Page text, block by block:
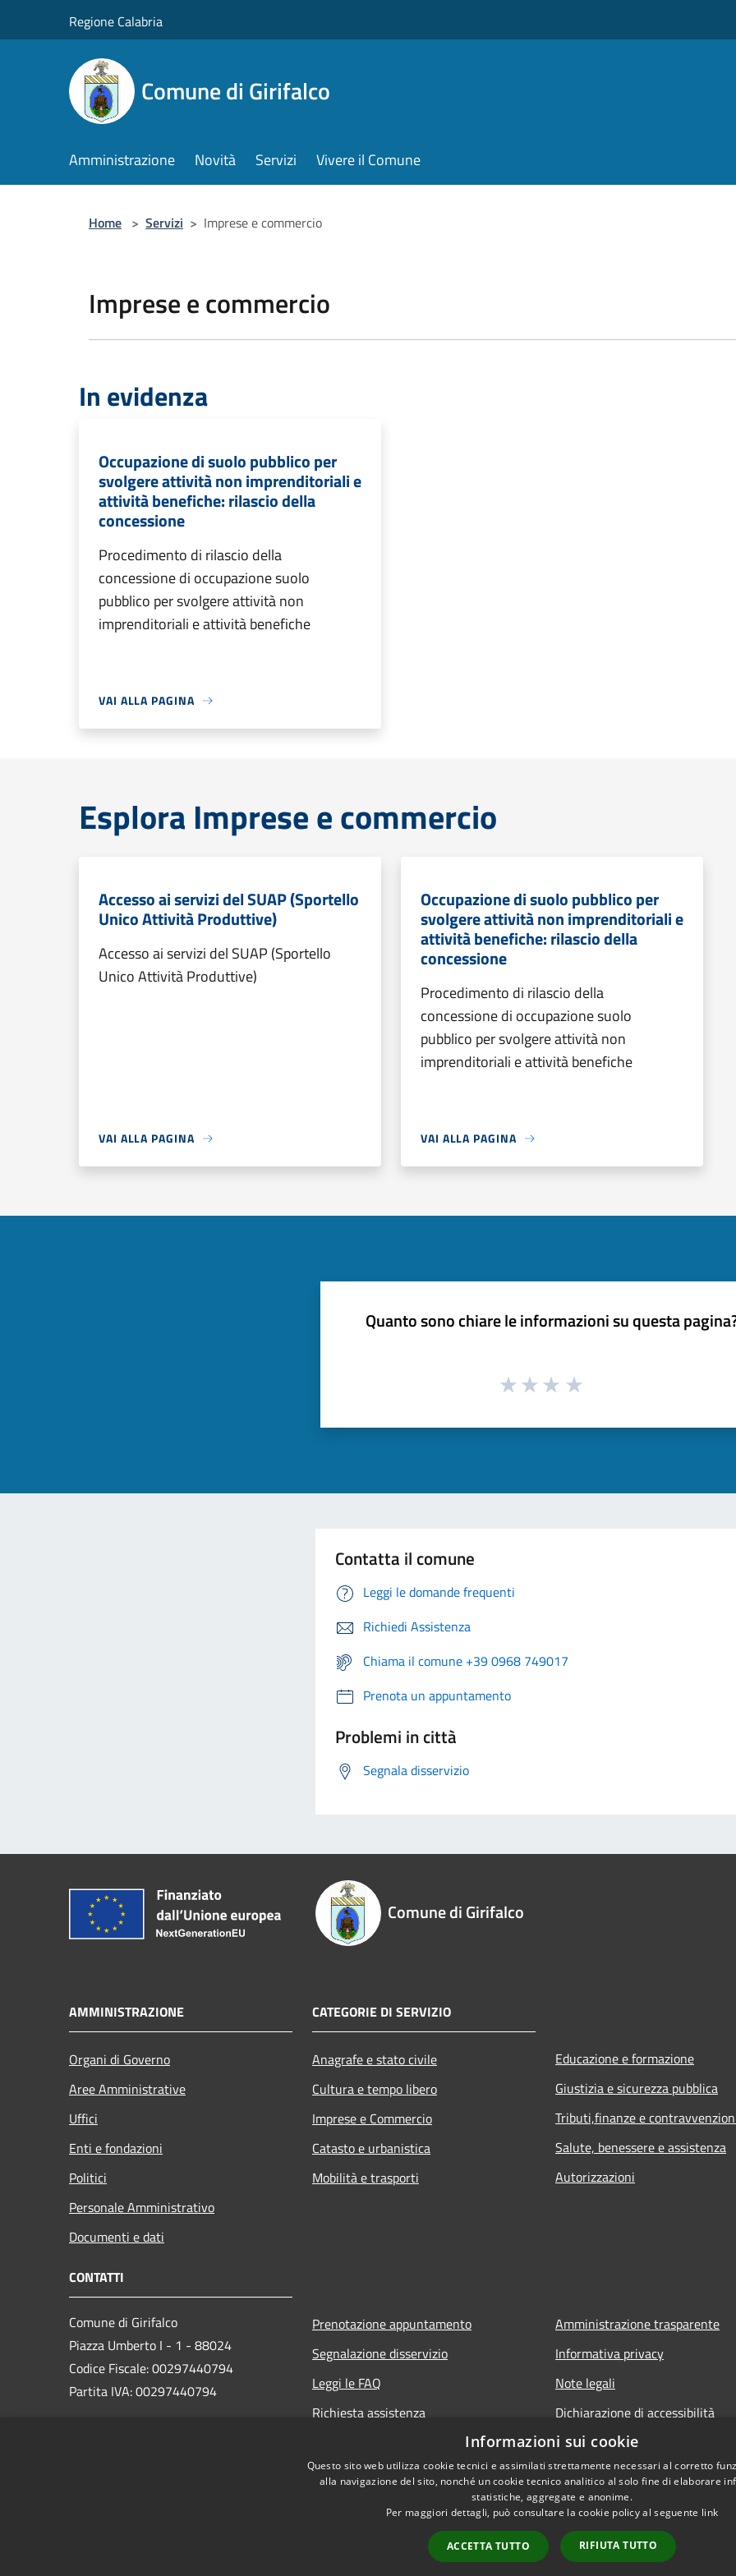
Regione Calabria
Comune di Girifalco
Amministrazione Novità Servizi Vivere il Comune
Home > Servizi > Imprese e commercio
Imprese e commercio
In evidenza
Occupazione di suolo pubblico per
svolgere attività non imprenditoriali e
attività benefiche: rilascio della
concessione
Procedimento di rilascio della
concessione di occupazione suolo
pubblico per svolgere attività non
imprenditoriali e attività benefiche
VAI ALLA PAGINA
Esplora Imprese e commercio
Accesso ai servizi del SUAP (Sportello
Unico Attività Produttive)
Accesso ai servizi del SUAP (Sportello
Unico Attività Produttive)
VAI ALLA PAGINA
Occupazione di suolo pubblico per
svolgere attività non imprenditoriali e
attività benefiche: rilascio della
concessione
Procedimento di rilascio della
concessione di occupazione suolo
pubblico per svolgere attività non
imprenditoriali e attività benefiche
VAI ALLA PAGINA
Quanto sono chiare le informazioni su questa
Contatta il comune
Leggi le domande frequenti
Richiedi Assistenza
Chiama il comune +39 0968 749017
Prenota un appuntamento
Problemi in città
Segnala disservizio
Comune di Girifalco
AMMINISTRAZIONE
Organi di Governo
Aree Amministrative
Uffici
Enti e fondazioni
Politici
Personale Amministrativo
Documenti e dati
CATEGORIE DI SERVIZIO
Anagrafe e stato civile
Cultura e tempo libero
Imprese e Commercio
Catasto e urbanistica
Mobilità e trasporti
Educazione e formazione
Giustizia e sicurezza pubblica
Tributi,finanze e
Salute, benessere e assistenza
Autorizzazioni
CONTATTI
Comune di Girifalco
Piazza Umberto I - 1 - 88024
Codice Fiscale: 00297440794
Partita IVA: 00297440794
Prenotazione appuntamento
Segnalazione disservizio
Leggi le FAQ
Richiesta assistenza
Amministrazione trasparente
Informativa privacy
Note legali
Dichiarazione di accessibilità
Informazioni sui cookie
Questo sito web utilizza cookie tecnici e assimilati strettamente necessari al corretto
alla navigazione del sito, nonché un cookie tecnico analitico al solo fine di elaborare
statistiche, aggregate e anonime.
Per maggiori dettagli, può consultare la cookie policy al seguente link
ACCETTA TUTTO RIFIUTA TUTTO